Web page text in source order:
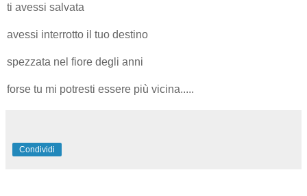
ti avessi salvata
avessi interrotto il tuo destino
spezzata nel fiore degli anni
forse tu mi potresti essere più vicina.....
Condividi